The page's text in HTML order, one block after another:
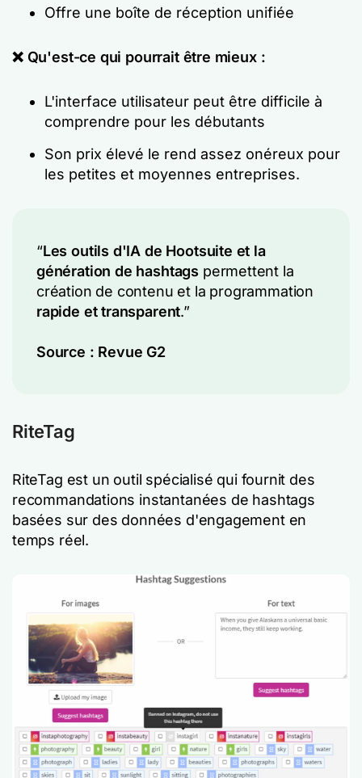
Offre une boîte de réception unifiée
❌ Qu'est-ce qui pourrait être mieux :
L'interface utilisateur peut être difficile à
comprendre pour les débutants
Son prix élevé le rend assez onéreux pour
les petites et moyennes entreprises.
“Les outils d'IA de Hootsuite et la
génération de hashtags permettent la
création de contenu et la programmation
rapide et transparent.”
Source : Revue G2
RiteTag
RiteTag est un outil spécialisé qui fournit des
recommandations instantanées de hashtags
basées sur des données d'engagement en
temps réel.